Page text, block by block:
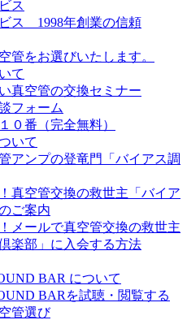
ス
ス 1998年創業の信頼
管をお選びいたします。
て
真空管の交換セミナー
フォーム
０番（完全無料）
いて
アンプの登竜門「バイアス調
真空管交換の救世主「バイア
ご案内
メールで真空管交換の救世主
楽部」に入会する方法
BAR について
BARを試聴・閲覧する
管選び